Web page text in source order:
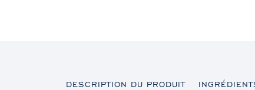
DESCRIPTION DU PRODUIT